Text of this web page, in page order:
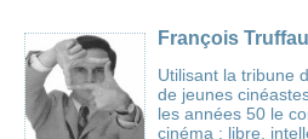
François
Utilisant la tribune
de jeunes
les années 50 le
cinéma : libre,